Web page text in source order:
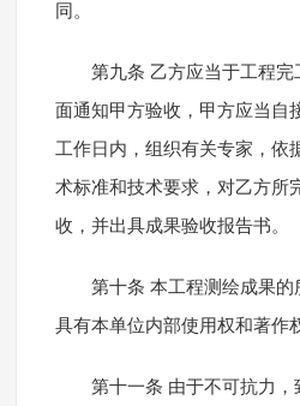
同。
第九条 乙方应当于工程
面通知甲方验收，甲方应当自
工作日内，组织有关专家，依
术标准和技术要求，对乙方所
收，并出具成果验收报告书。
第十条 本工程测绘成果
具有本单位内部使用权和著作
第十一条 由于不可抗力，